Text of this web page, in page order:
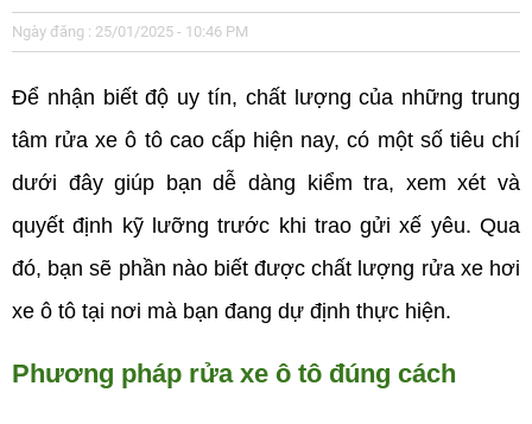
Ngày đăng : 25/01/2025 - 10:46 PM
Để nhận biết độ uy tín, chất lượng của những trung
tâm rửa xe ô tô cao cấp hiện nay, có một số tiêu chí
dưới đây giúp bạn dễ dàng kiểm tra, xem xét và
quyết định kỹ lưỡng trước khi trao gửi xế yêu. Qua
đó, bạn sẽ phần nào biết được chất lượng rửa xe hơi
xe ô tô tại nơi mà bạn đang dự định thực hiện.
Phương pháp rửa xe ô tô đúng cách